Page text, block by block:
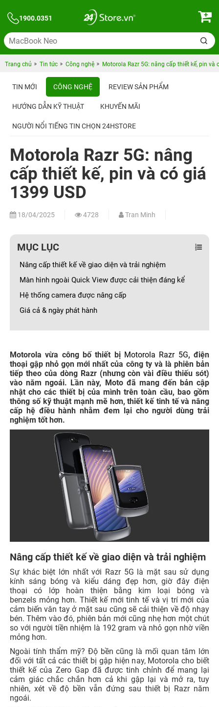
1900.0351
Trang chủ Tin tức Công nghệ Motorola Razr 5G: nâng cấp thiết kế, pin và
TIN MỚI CÔNG NGHỆ REVIEW SẢN PHẨM
HƯỚNG DẪN KỸ THUẬT KHUYẾN MÃI
NGƯỜI NỔI TIẾNG TIN CHỌN 24HSTORE
Motorola Razr 5G: nâng
cấp thiết kế, pin và có giá
1399 USD
18/04/2025 4728 Tran Minh
MỤC LỤC
Nâng cấp thiết kế về giao diện và trải nghiệm
Màn hình ngoài Quick View được cải thiện đáng kể
Hệ thống camera được nâng cấp
Giá cả & ngày phát hành
Motorola vừa công bố thiết bị Motorola Razr 5G, điện
thoại gập nhỏ gọn mới nhất của công ty và là phiên bản
tiếp theo của dòng Razr (nhưng còn vài điều thiếu sót)
vào năm ngoái. Lần này, Moto đã mang đến bản cập
nhật cho các thiết bị của mình trên toàn cầu, bao gồm
thông số kỹ thuật mạnh mẽ hơn, thiết kế tinh tế và nâng
cấp hệ điều hành nhằm đem lại cho người dùng trải
nghiệm tốt hơn.
Nâng cấp thiết kế về giao diện và trải nghiệm
Sự khác biệt lớn nhất với Razr 5G là mặt sau sử dụng
kính sáng bóng và kiểu dáng đẹp hơn, giờ đây điện
thoại có lớp hoàn thiện bằng kim loại bóng và
benzels mỏng hơn. Thiết kế mới tinh tế và vị trí mới của
cảm biến vân tay ở mặt sau cũng sẽ cải thiện về độ nhạy
bén. Thêm vào đó, phiên bản mới cũng nhẹ hơn một chút
so với người tiền nhiệm là 192 gram và nhỏ gọn nhờ viền
mỏng hơn.
Ngoài tính thẩm mỹ? Độ bền cũng là mối quan tâm lớn
đối với tất cả các thiết bị gập hiện nay, Motorola cho biết
thiết kế của Zero Gap đã được tinh chỉnh để mang lại
cảm giác chắc chắn hơn cả khi gập lại và mở ra, tuy
nhiên, xét về độ bền vẫn đứng sau thiết bị Razr năm
ngoái.